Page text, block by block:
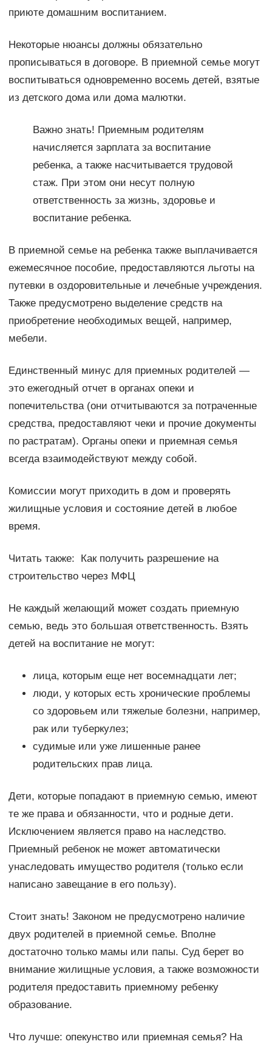
приюте домашним воспитанием.
Некоторые нюансы должны обязательно
прописываться в договоре. В приемной семье могут
воспитываться одновременно восемь детей, взятые
из детского дома или дома малютки.
Важно знать! Приемным родителям
начисляется зарплата за воспитание
ребенка, а также насчитывается трудовой
стаж. При этом они несут полную
ответственность за жизнь, здоровье и
воспитание ребенка.
В приемной семье на ребенка также выплачивается
ежемесячное пособие, предоставляются льготы на
путевки в оздоровительные и лечебные учреждения.
Также предусмотрено выделение средств на
приобретение необходимых вещей, например,
мебели.
Единственный минус для приемных родителей —
это ежегодный отчет в органах опеки и
попечительства (они отчитываются за потраченные
средства, предоставляют чеки и прочие документы
по растратам). Органы опеки и приемная семья
всегда взаимодействуют между собой.
Комиссии могут приходить в дом и проверять
жилищные условия и состояние детей в любое
время.
Читать также: Как получить разрешение на
строительство через МФЦ
Не каждый желающий может создать приемную
семью, ведь это большая ответственность. Взять
детей на воспитание не могут:
лица, которым еще нет восемнадцати лет;
люди, у которых есть хронические проблемы
со здоровьем или тяжелые болезни, например,
рак или туберкулез;
судимые или уже лишенные ранее
родительских прав лица.
Дети, которые попадают в приемную семью, имеют
те же права и обязанности, что и родные дети.
Исключением является право на наследство.
Приемный ребенок не может автоматически
унаследовать имущество родителя (только если
написано завещание в его пользу).
Стоит знать! Законом не предусмотрено наличие
двух родителей в приемной семье. Вполне
достаточно только мамы или папы. Суд берет во
внимание жилищные условия, а также возможности
родителя предоставить приемному ребенку
образование.
Что лучше: опекунство или приемная семья? На